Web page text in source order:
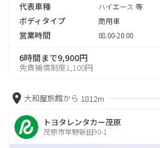
代表車種 ハイエース 等
ボディタイプ 商用車
営業時間 08:00-20:00
6時間まで9,900円
免責補償制度1,100円
大和屋旅館から 1812m
トヨタレンタカー茂原
茂原市早野新田90-1